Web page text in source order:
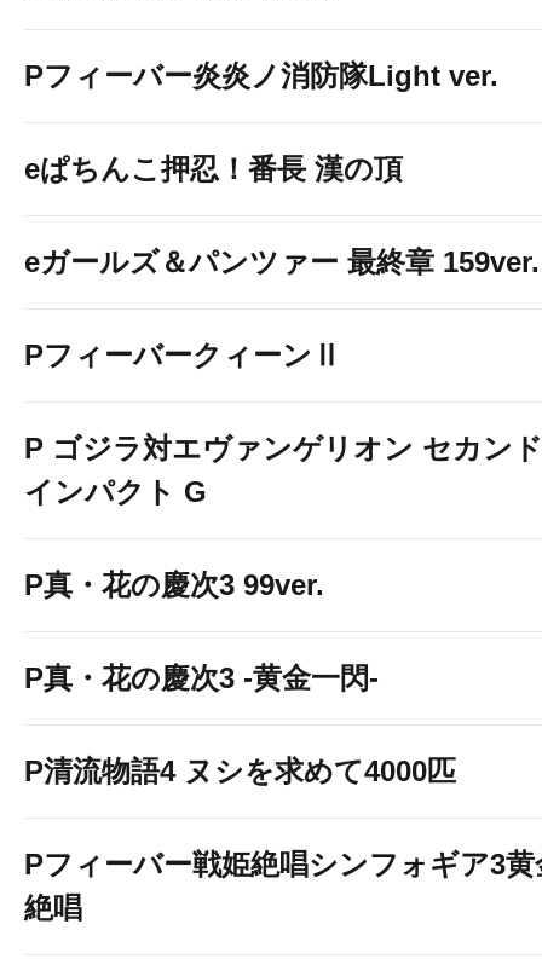
お友達になりませんか？
Pフィーバー炎炎ノ消防隊Light ver.
eぱちんこ押忍！番長 漢の頂
eガールズ＆パンツァー 最終章 159ver.
PフィーバークィーンⅡ
P ゴジラ対エヴァンゲリオン セカンド
インパクト G
P真・花の慶次3 99ver.
P真・花の慶次3 -黄金一閃-
P清流物語4 ヌシを求めて4000匹
Pフィーバー戦姫絶唱シンフォギア3黄
絶唱